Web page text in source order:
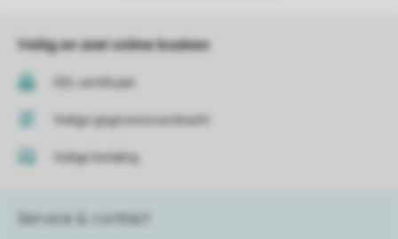
Veilig en snel online boeken
SSL certificaat
Veilige gegevensoverdracht
Veilige betaling
Service & contact